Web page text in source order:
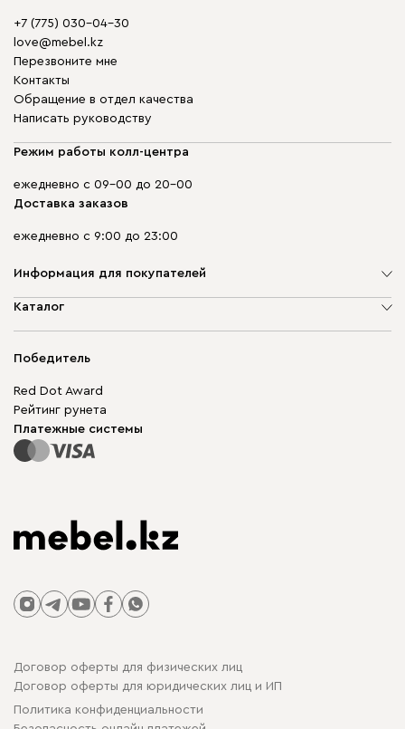
+7 (775) 030-04-30
love@mebel.kz
Перезвоните мне
Контакты
Обращение в отдел качества
Написать руководству
Режим работы колл-центра
ежедневно с 09-00 до 20-00
Доставка заказов
ежедневно с 9:00 до 23:00
Информация для покупателей
О компании
Гарантия
Для бизнеса
Карта сайта
Каталог
Корпусная мебель
Модульная мебель
Столы и стулья
Победитель
Red Dot Award
Рейтинг рунета
Платежные системы
Договор оферты для физических лиц
Договор оферты для юридических лиц и ИП
Политика конфиденциальности